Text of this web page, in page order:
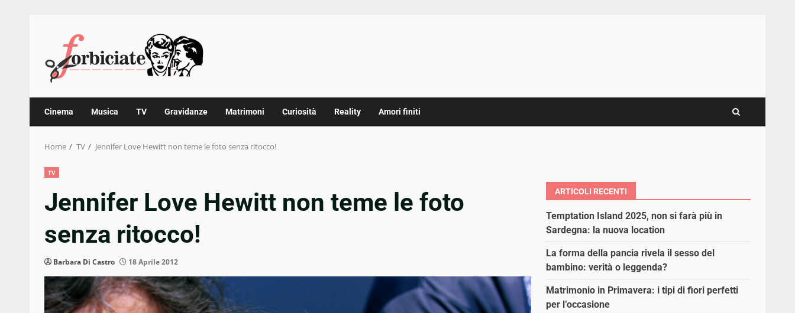
content
Cinema Musica TV Gravidanze Matrimoni Curiosità Reality Amori finiti
Home TV Jennifer Love Hewitt non teme le foto senza ritocco!
TV
Jennifer Love Hewitt non teme le foto
senza ritocco!
Barbara Di Castro 18 Aprile 2012
ARTICOLI RECENTI
Temptation Island 2025, non si farà più in
Sardegna: la nuova location
La forma della pancia rivela il sesso del
bambino: verità o leggenda?
Matrimonio in Primavera: i tipi di fiori perfetti
per l’occasione